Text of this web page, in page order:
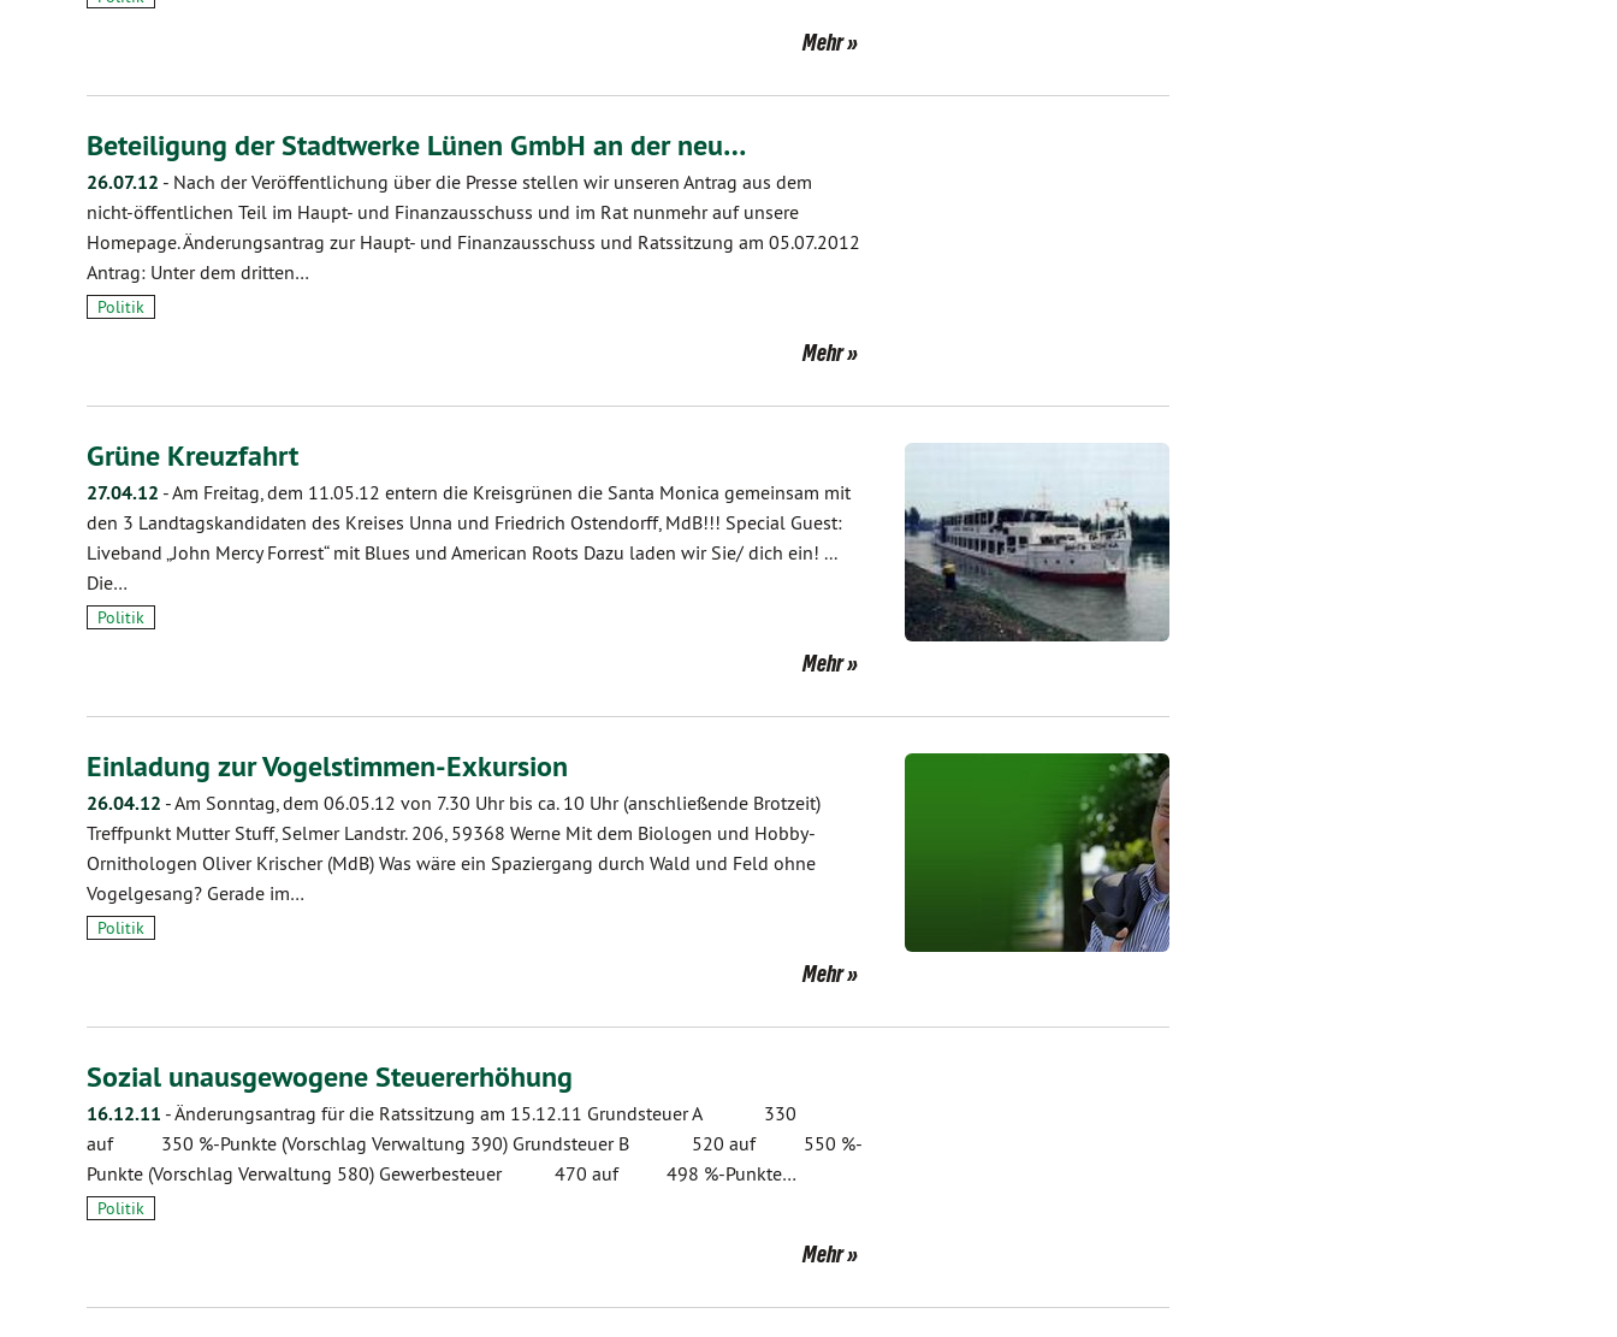
Mehr
Beteiligung der Stadtwerke Lünen GmbH an der neu…
26.07.12 - Nach der Veröffentlichung über die Presse stellen wir unseren Antrag aus dem
nicht-öffentlichen Teil im Haupt- und Finanzausschuss und im Rat nunmehr auf unsere
Homepage. Änderungsantrag zur Haupt- und Finanzausschuss und Ratssitzung am 05.07.2012
Antrag: Unter dem dritten…
Politik
Mehr
Grüne Kreuzfahrt
27.04.12 -Am Freitag, dem 11.05.12 entern die Kreisgrünen die Santa Monica gemeinsam mit
den 3 Landtagskandidaten des Kreises Unna und Friedrich Ostendorff, MdB!!! Special Guest:
Liveband „John Mercy Forrest“ mit Blues und American Roots Dazu laden wir Sie/ dich ein! ...
Die…
Politik
Mehr
Einladung zur Vogelstimmen-Exkursion
26.04.12 -Am Sonntag, dem 06.05.12 von 7.30 Uhr bis ca. 10 Uhr (anschließende Brotzeit)
Treffpunkt Mutter Stuff, Selmer Landstr. 206, 59368 Werne Mit dem Biologen und Hobby-
Ornithologen Oliver Krischer (MdB) Was wäre ein Spaziergang durch Wald und Feld ohne
Vogelgesang? Gerade im…
Politik
Mehr
Sozial unausgewogene Steuererhöhung
16.12.11 -Änderungsantrag für die Ratssitzung am 15.12.11 Grundsteuer A 330
auf 350 %-Punkte (Vorschlag Verwaltung 390) Grundsteuer B 520 auf 550 %-
Punkte (Vorschlag Verwaltung 580) Gewerbesteuer 470 auf 498 %-Punkte…
Politik
Mehr